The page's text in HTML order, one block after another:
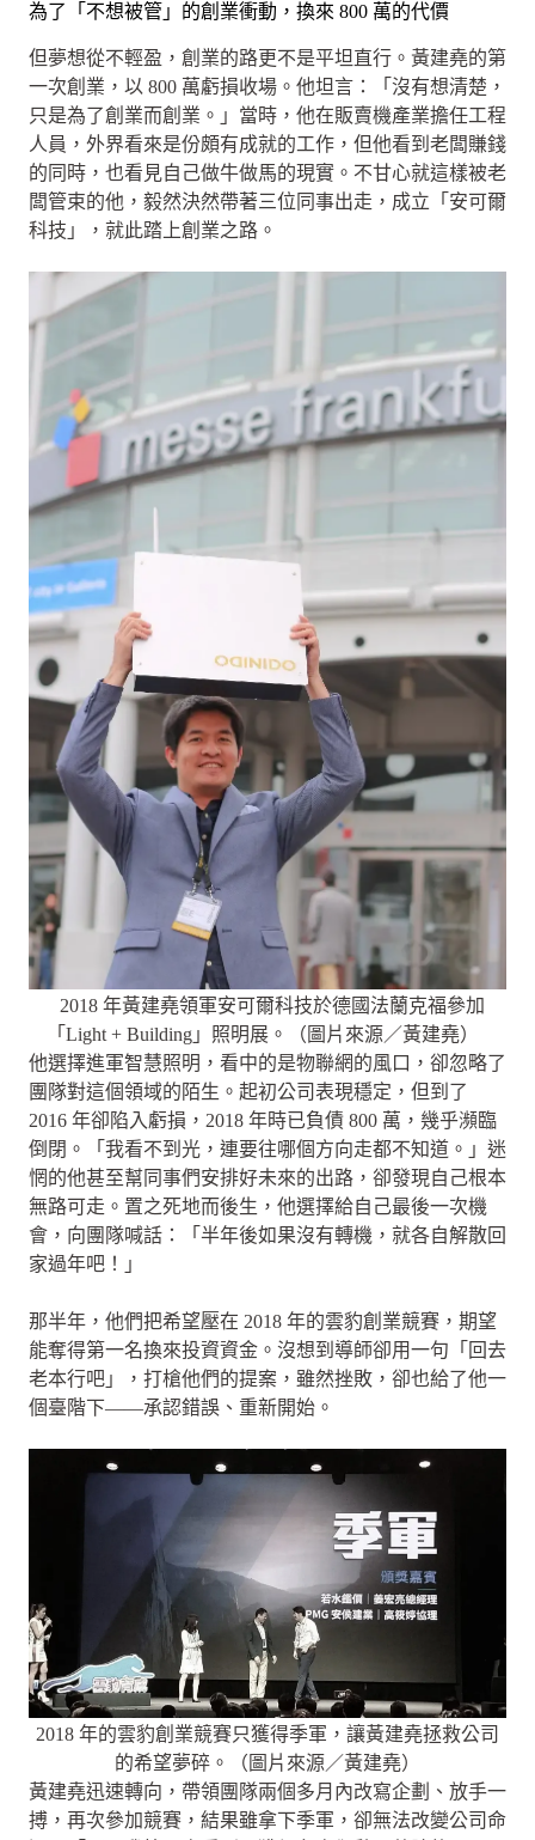
為了「不想被管」的創業衝動，換來 800 萬的代價
但夢想從不輕盈，創業的路更不是平坦直行。黃建堯的第
一次創業，以 800 萬虧損收場。他坦言：「沒有想清楚，
只是為了創業而創業。」當時，他在販賣機產業擔任工程
人員，外界看來是份頗有成就的工作，但他看到老闆賺錢
的同時，也看見自己做牛做馬的現實。不甘心就這樣被老
闆管束的他，毅然決然帶著三位同事出走，成立「安可爾
科技」，就此踏上創業之路。
2018 年黃建堯領軍安可爾科技於德國法蘭克福參加
「Light + Building」照明展。（圖片來源／黃建堯）
他選擇進軍智慧照明，看中的是物聯網的風口，卻忽略了
團隊對這個領域的陌生。起初公司表現穩定，但到了
2016 年卻陷入虧損，2018 年時已負債 800 萬，幾乎瀕臨
倒閉。「我看不到光，連要往哪個方向走都不知道。」迷
惘的他甚至幫同事們安排好未來的出路，卻發現自己根本
無路可走。置之死地而後生，他選擇給自己最後一次機
會，向團隊喊話：「半年後如果沒有轉機，就各自解散回
家過年吧！」
那半年，他們把希望壓在 2018 年的雲豹創業競賽，期望
能奪得第一名換來投資資金。沒想到導師卻用一句「回去
老本行吧」，打槍他們的提案，雖然挫敗，卻也給了他一
個臺階下——承認錯誤、重新開始。
2018 年的雲豹創業競賽只獲得季軍，讓黃建堯拯救公司
的希望夢碎。（圖片來源／黃建堯）
黃建堯迅速轉向，帶領團隊兩個多月內改寫企劃、放手一
搏，再次參加競賽，結果雖拿下季軍，卻無法改變公司命